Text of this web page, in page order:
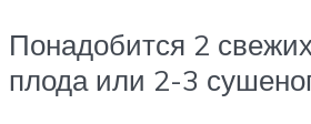
Понадобится 2
плода или 2-3